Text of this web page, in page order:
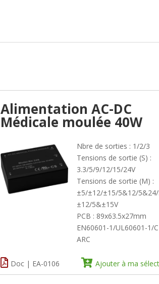
Alimentation AC-DC
Médicale moulée 40W
Nbre de sorties : 1/2/3
Tensions de sortie (S) :
3.3/5/9/12/15/24V
Tensions de sortie (M) :
±5/±12/±15/5&12/
±12/5&±15V
PCB : 89x63.5x27mm
EN60601-1/UL60601-1/
ARC
Ajouter à ma
Doc | EA-0106